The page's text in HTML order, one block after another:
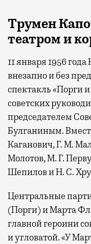
Трумен
театроми
11 января 1956
внезапно и без
спектакль «Порги
советских
председателем
Булганиным.
Каганович, Г. М.
Молотов, М. Г.
Шепилов и Н. С.
Центральные
(Порги) и Марта
главной героини
и угловатой. «У